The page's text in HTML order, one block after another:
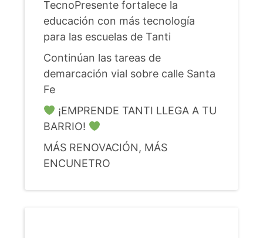
TecnoPresente fortalece la
educación con más tecnología
para las escuelas de Tanti
Continúan las tareas de
demarcación vial sobre calle Santa
Fe
¡EMPRENDE TANTI LLEGA A TU
BARRIO!
MÁS RENOVACIÓN, MÁS
ENCUNETRO